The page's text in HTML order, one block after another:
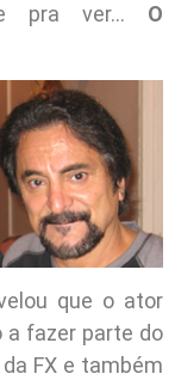
pra ver… O
que o ator
a fazer parte do
FX e também